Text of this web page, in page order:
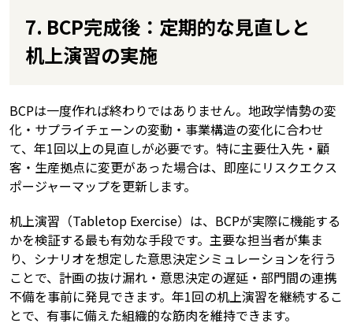
7. BCP完成後：定期的な見直しと
机上演習の実施
BCPは一度作れば終わりではありません。地政学情勢の変
化・サプライチェーンの変動・事業構造の変化に合わせ
て、年1回以上の見直しが必要です。特に主要仕入先・顧
客・生産拠点に変更があった場合は、即座にリスクエクス
ポージャーマップを更新します。
机上演習（Tabletop Exercise）は、BCPが実際に機能する
かを検証する最も有効な手段です。主要な担当者が集ま
り、シナリオを想定した意思決定シミュレーションを行う
ことで、計画の抜け漏れ・意思決定の遅延・部門間の連携
不備を事前に発見できます。年1回の机上演習を継続するこ
とで、有事に備えた組織的な筋肉を維持できます。